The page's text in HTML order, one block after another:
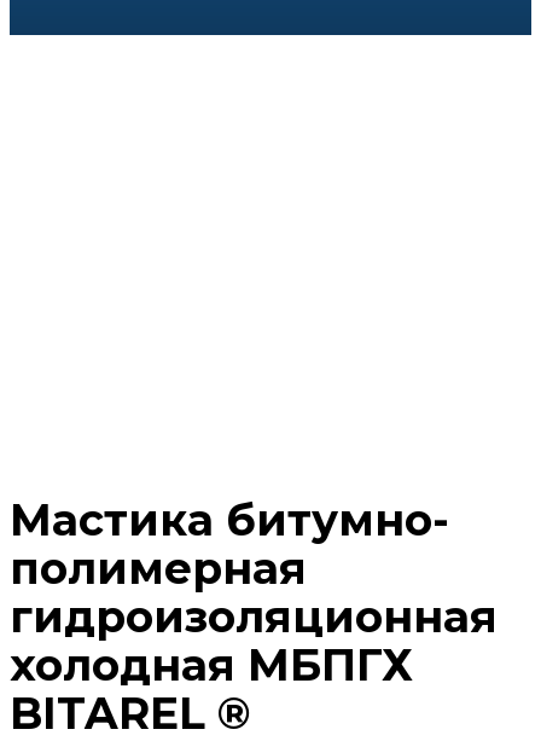
Мастика битумно-
полимерная
гидроизоляционная
холодная МБПГХ
BITAREL ®